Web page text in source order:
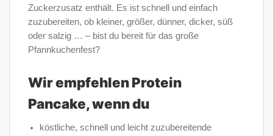
Zuckerzusatz enthält. Es ist schnell und einfach
zuzubereiten, ob kleiner, größer, dünner, dicker, süß
oder salzig … – bist du bereit für das große
Pfannkuchenfest?
Wir empfehlen Protein
Pancake, wenn du
köstliche, schnell und leicht zuzubereitende